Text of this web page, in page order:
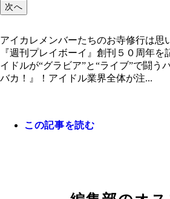
次へ
アイカレメンバーたちのお寺修行は思
『週刊プレイボーイ』創刊５０周年
イドルが“グラビア”と“ライブ”で闘う
バカ！』！アイドル業界全体が注...
この記事を読む